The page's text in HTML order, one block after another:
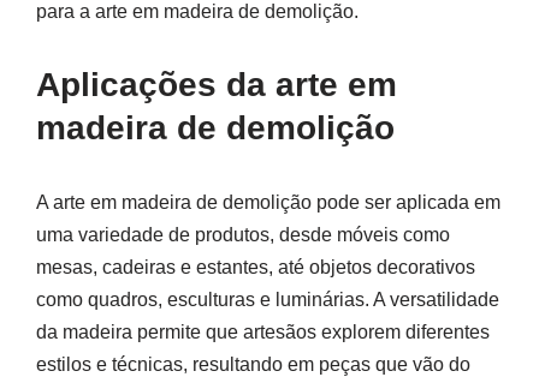
para a arte em madeira de demolição.
Aplicações da arte em
madeira de demolição
A arte em madeira de demolição pode ser aplicada em
uma variedade de produtos, desde móveis como
mesas, cadeiras e estantes, até objetos decorativos
como quadros, esculturas e luminárias. A versatilidade
da madeira permite que artesãos explorem diferentes
estilos e técnicas, resultando em peças que vão do